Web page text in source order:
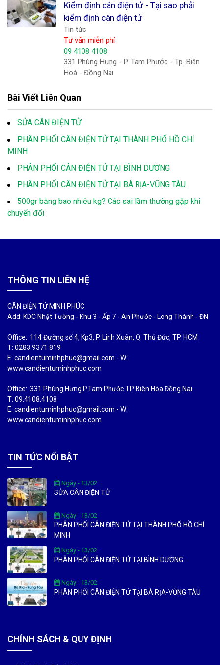
Kiểm định cân điện tử - Tại sao phải
kiểm định cân điện tử
Tin tức
Tư vấn miễn phí
09 4108 4108
331 Phùng Hưng - P. Tam Phước - Tp. Biên
Hoà - Đồng Nai
Bài Viết Liên Quan
SỬA CÂN ĐIỆN TỬ
PHÂN PHỐI CÂN ĐIỆN TỬ TẠI THÀNH PHỐ HỒ CHÍ
MINH
PHÂN PHỐI CÂN ĐIỆN TỬ TẠI BÌNH DƯƠNG
PHÂN PHỐI CÂN ĐIỆN TỬ TẠI BÀ RỊA-VŨNG TÀU
500gr bằng bao nhiêu kg? Các sai lầm thường gặp khi
chuyển đổi
THÔNG TIN LIÊN HỆ
CÂN ĐIỆN TỬ MINH PHÚC
Add: KDC Nhật Tường - Khu 3 - Ấp 7 - An Phước - Long Thành - ĐN
Office: 114 Đường số 4, Kp3, P. Linh Xuân, Q. Thủ Đức, TP. HCM
T: 0283 9371 819
E: candientuminhphuc@gmail.com - W:
www.candientuminhphuc.com
Office: 331 Phùng Hưng P.Tam Phước TP Biên Hòa Đồng Nai
T: 09.4108.4108
E: candientuminhphuc@gmail.com - W:
www.candientuminhphuc.com
TIN TỨC NỔI BẬT
Ngày - 13/02
SỬA CÂN ĐIỆN TỬ
Ngày - 13/02
PHÂN PHỐI CÂN ĐIỆN TỬ TẠI THÀNH PHỐ HỒ CHÍ
MINH
Ngày - 13/02
PHÂN PHỐI CÂN ĐIỆN TỬ TẠI BÌNH DƯƠNG
Ngày - 13/02
PHÂN PHỐI CÂN ĐIỆN TỬ TẠI BÀ RỊA-VŨNG TÀU
CHÍNH SÁCH & QUY ĐỊNH